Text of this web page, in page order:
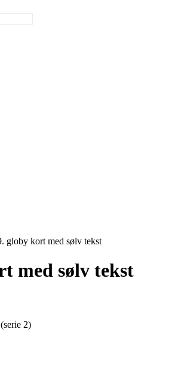
globy kort med sølv tekst
med sølv tekst
2)